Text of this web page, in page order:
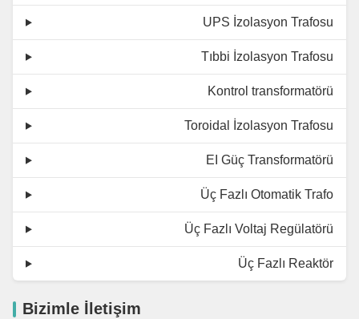
UPS İzolasyon Trafosu
Tıbbi İzolasyon Trafosu
Kontrol transformatörü
Toroidal İzolasyon Trafosu
EI Güç Transformatörü
Üç Fazlı Otomatik Trafo
Üç Fazlı Voltaj Regülatörü
Üç Fazlı Reaktör
Bizimle İletişim